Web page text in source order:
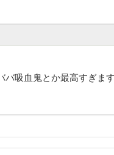
吸血鬼とか最高すぎます